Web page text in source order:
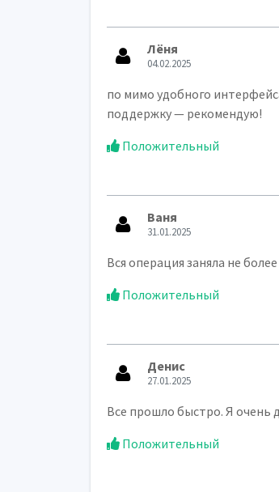
Лёня
04.02.2025
по мимо удобного
поддержку — рекомендую!
Положительный
Ваня
31.01.2025
Вся операция заняла не
Положительный
Денис
27.01.2025
Все прошло быстро. Я очень
Положительный